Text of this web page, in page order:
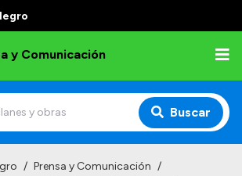
y Comunicación
Buscar
/ Prensa y Comunicación /